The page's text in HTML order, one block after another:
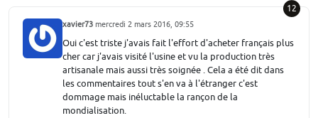
12
xavier73 mercredi 2 mars 2016, 09:55
Oui c'est triste j'avais fait l'effort d'acheter français plus
cher car j'avais visité l'usine et vu la production très
artisanale mais aussi très soignée . Cela a été dit dans
les commentaires tout s'en va à l'étranger c'est
dommage mais inéluctable la rançon de la
mondialisation.